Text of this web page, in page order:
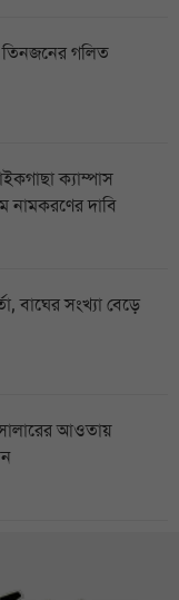
গলিত
ক্যাম্পাস
নামকরণের দাবি
বাঘের সংখ্যা বেড়ে
আওতায়